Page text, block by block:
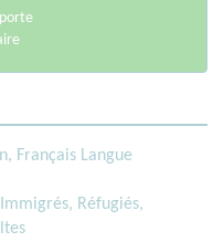
Français Langue
Immigrés, Réfugiés,